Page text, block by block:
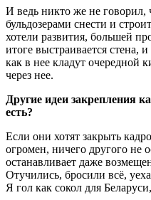
И ведь никто же не говорил,
бульдозерами снести и
хотели развития, большей
итоге выстраивается стена,
как в нее кладут очередной
через нее.
Другие идеи закрепления
есть?
Если они хотят закрыть
огромен, ничего другого не
останавливает даже
Отучились, бросили всё,
Я гол как сокол для